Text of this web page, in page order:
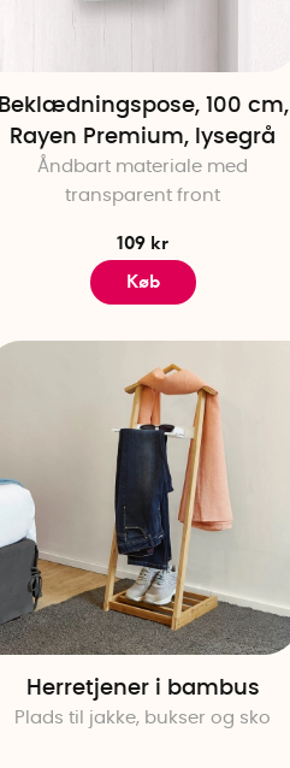
Beklædningspose, 100 cm,
Rayen Premium, lysegrå
Åndbart materiale med
transparent front
109 kr
Køb
Herretjener i bambus
Plads til jakke, bukser og sko